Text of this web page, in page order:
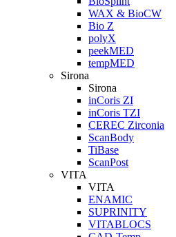
WAX & BioCW
Bio Z
polyX
peekMED
tempMED
Sirona
Sirona
inCoris ZI
inCoris TZI
CEREC Zirconia
ScanBody
TiBase
ScanPost
VITA
VITA
ENAMIC
SUPRINITY
VITABLOCS